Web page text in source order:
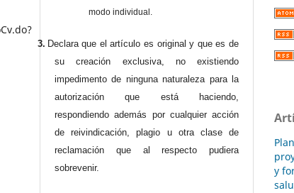
modo individual.
3. Declara que el artículo es original y que es de
su creación exclusiva, no existiendo
impedimento de ninguna naturaleza para la
autorización que está haciendo,
respondiendo además por cualquier acción
de reivindicación, plagio u otra clase de
reclamación que al respecto pudiera
sobrevenir.
y